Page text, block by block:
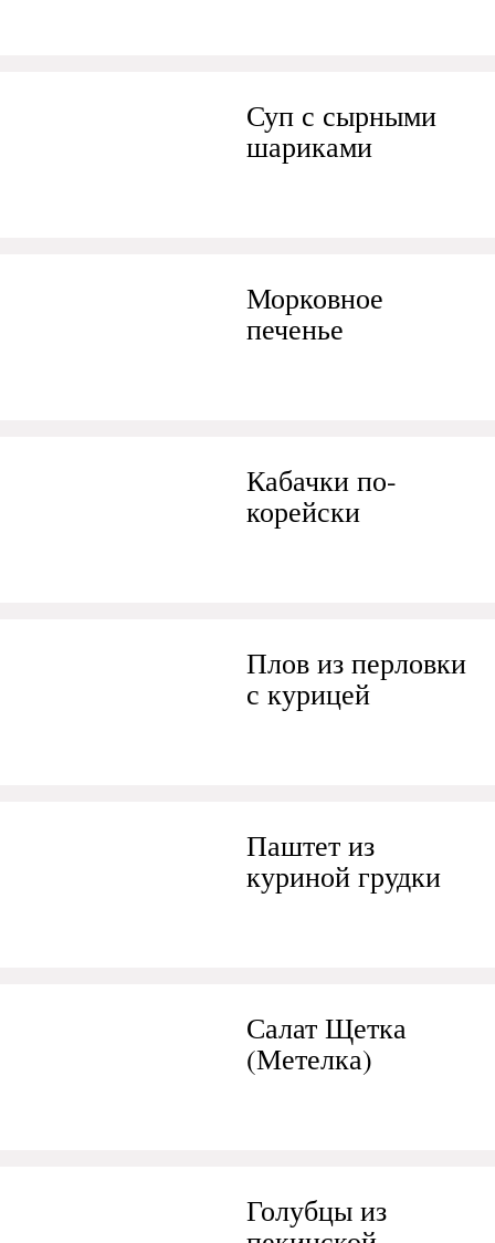
Суп с сырными
шариками
Морковное
печенье
Кабачки по-
корейски
Плов из перловки
с курицей
Паштет из
куриной грудки
Салат Щетка
(Метелка)
Голубцы из